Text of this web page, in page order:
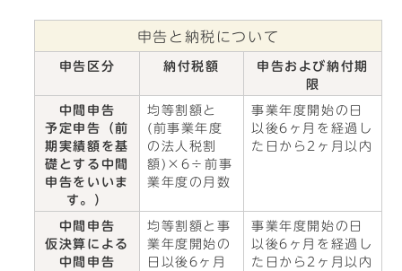
申告と納税について
申告区分 納付税額
申告および納付期
限
中間申告
予定申告（前
期実績額を基
礎とする中間
申告をいいま
す。）
均等割額と
(前事業年度
の法人税割
額)×6÷前事
業年度の月数
事業年度開始の日
以後6ヶ月を経過し
た日から2ヶ月以内
中間申告
仮決算による
中間申告
均等割額と事
業年度開始の
日以後6ヶ月
事業年度開始の日
以後6ヶ月を経過し
た日から2ヶ月以内